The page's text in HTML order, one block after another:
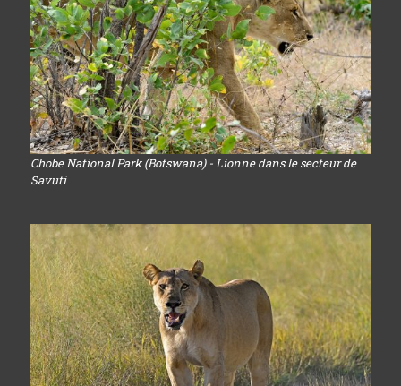
Chobe National Park (Botswana) - Lionne dans le secteur de
Savuti